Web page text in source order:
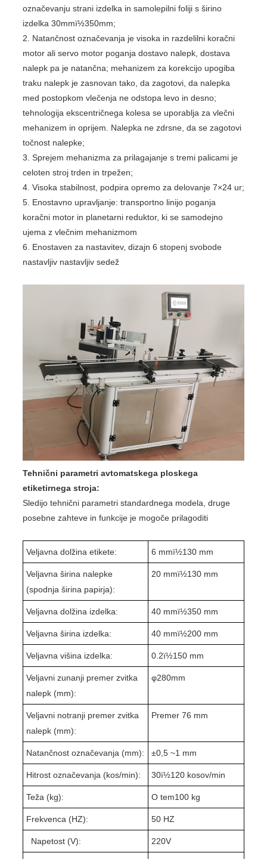
označevanju strani izdelka in samolepilni foliji s širino
izdelka 30mmï½350mm;
2. Natančnost označevanja je visoka in razdelilni koračni
motor ali servo motor poganja dostavo nalepk, dostava
nalepk pa je natančna; mehanizem za korekcijo upogiba
traku nalepk je zasnovan tako, da zagotovi, da nalepka
med postopkom vlečenja ne odstopa levo in desno;
tehnologija ekscentričnega kolesa se uporablja za vlečni
mehanizem in oprijem. Nalepka ne zdrsne, da se zagotovi
točnost nalepke;
3. Sprejem mehanizma za prilagajanje s tremi palicami je
celoten stroj trden in trpežen;
4. Visoka stabilnost, podpira opremo za delovanje 7×24 ur;
5. Enostavno upravljanje: transportno linijo poganja
koračni motor in planetarni reduktor, ki se samodejno
ujema z vlečnim mehanizmom
6. Enostaven za nastavitev, dizajn 6 stopenj svobode
nastavljiv nastavljiv sedež
Tehnični parametri avtomatskega ploskega
etiketirnega stroja:
Sledijo tehnični parametri standardnega modela, druge
posebne zahteve in funkcije je mogoče prilagoditi
Veljavna dolžina etikete: 6 mmï½130 mm
Veljavna širina nalepke
(spodnja širina papirja):
20 mmï½130 mm
Veljavna dolžina izdelka: 40 mmï½350 mm
Veljavna širina izdelka: 40 mmï½200 mm
Veljavna višina izdelka: 0.2ï½150 mm
Veljavni zunanji premer zvitka
nalepk (mm):
φ280mm
Veljavni notranji premer zvitka
nalepk (mm):
Premer 76 mm
Natančnost označevanja (mm): ±0,5 ~1 mm
Hitrost označevanja (kos/min): 30ï½1 20 kosov/min
Teža (kg): O tem100 kg
Frekvenca (HZ): 50 HZ
Napetost (V): 220V